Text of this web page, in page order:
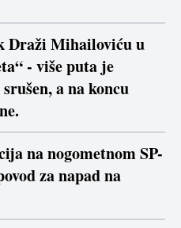
Draži Mihailoviću u
- više puta je
a na koncu
na nogometnom SP-
za napad na